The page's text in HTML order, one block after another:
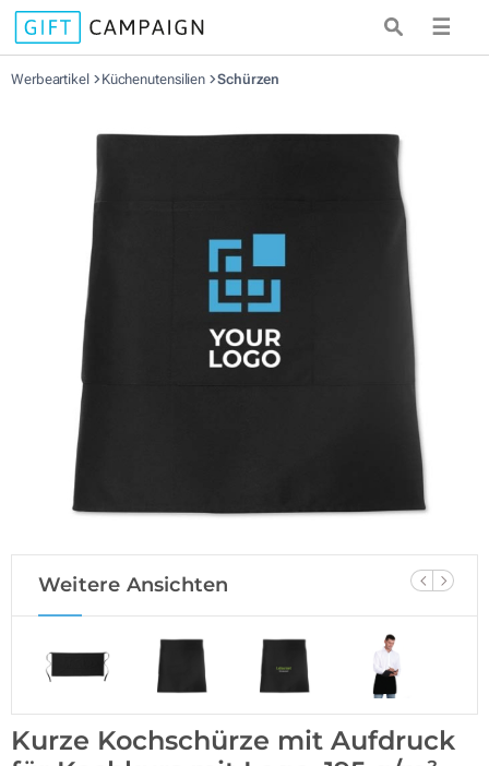
☰
Werbeartikel Küchenutensilien Schürzen
Weitere Ansichten
Kurze Kochschürze mit Aufdruck